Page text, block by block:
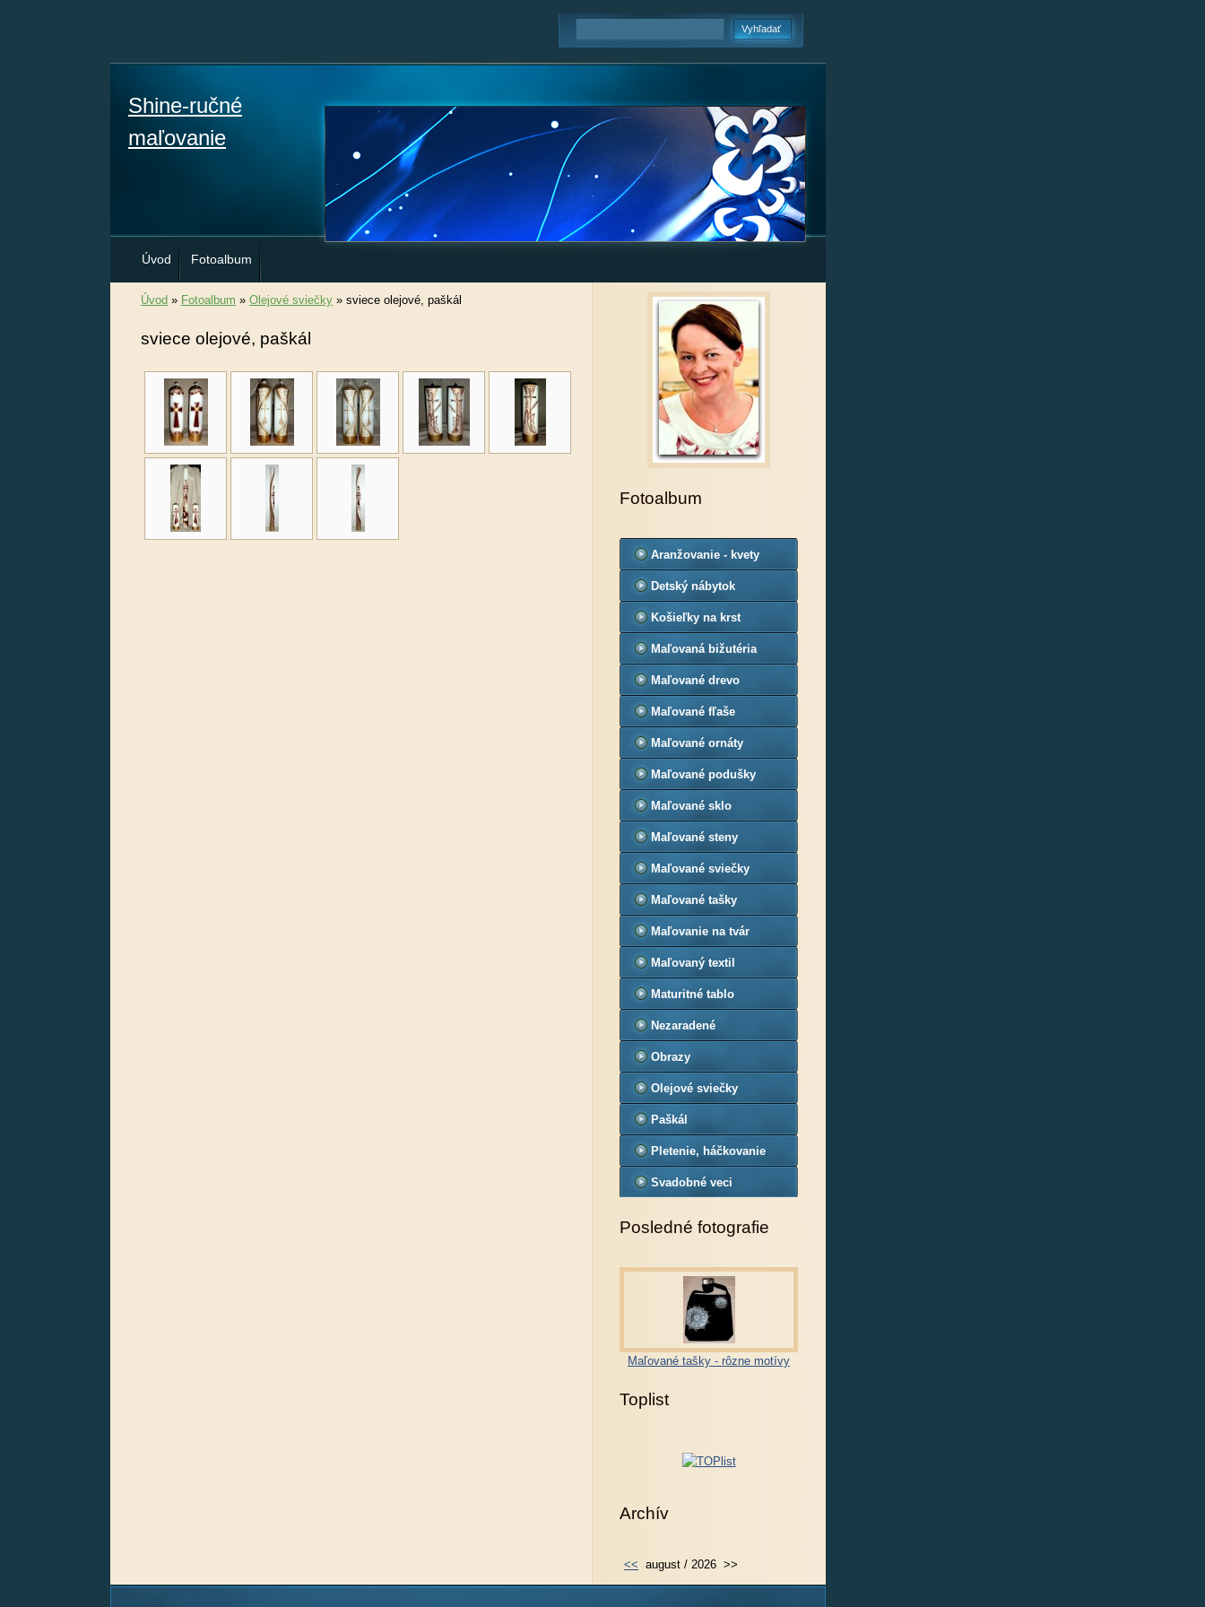
Shine-ručné
maľovanie
Úvod Fotoalbum
Úvod » Fotoalbum » Olejové sviečky » sviece olejové, paškál
sviece olejové, paškál
Fotoalbum
Aranžovanie - kvety
Detský nábytok
Košieľky na krst
Maľovaná bižutéria
Maľované drevo
Maľované fľaše
Maľované ornáty
Maľované podušky
Maľované sklo
Maľované steny
Maľované sviečky
Maľované tašky
Maľovanie na tvár
Maľovaný textil
Maturitné tablo
Nezaradené
Obrazy
Olejové sviečky
Paškál
Pletenie, háčkovanie
Svadobné veci
Posledné fotografie
Maľované tašky - rôzne motívy
Toplist
Archív
<< august / 2026 >>